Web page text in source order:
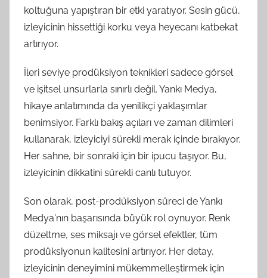
koltuğuna yapıştıran bir etki yaratıyor. Sesin gücü,
izleyicinin hissettiği korku veya heyecanı katbekat
artırıyor.
İleri seviye prodüksiyon teknikleri sadece görsel
ve işitsel unsurlarla sınırlı değil. Yankı Medya,
hikaye anlatımında da yenilikçi yaklaşımlar
benimsiyor. Farklı bakış açıları ve zaman dilimleri
kullanarak, izleyiciyi sürekli merak içinde bırakıyor.
Her sahne, bir sonraki için bir ipucu taşıyor. Bu,
izleyicinin dikkatini sürekli canlı tutuyor.
Son olarak, post-prodüksiyon süreci de Yankı
Medya'nın başarısında büyük rol oynuyor. Renk
düzeltme, ses miksajı ve görsel efektler, tüm
prodüksiyonun kalitesini artırıyor. Her detay,
izleyicinin deneyimini mükemmelleştirmek için